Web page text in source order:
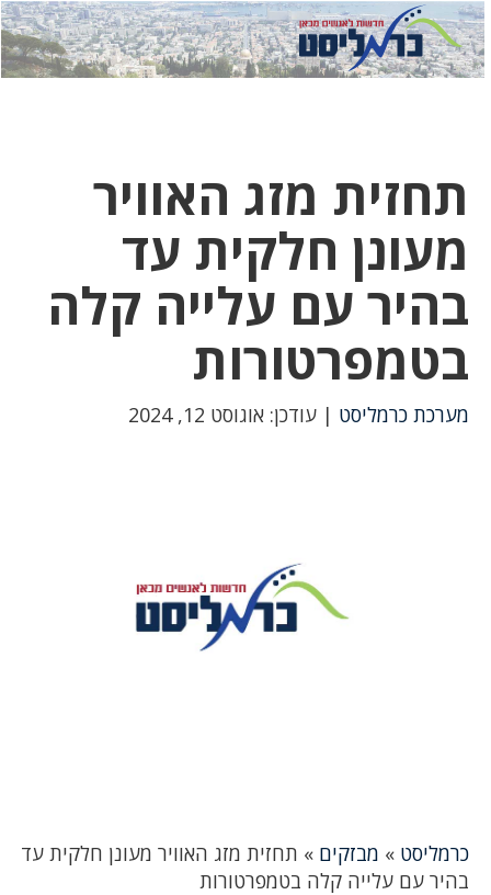
לחץ
כאן
לחץ
כדי
תחזית מזג האוויר
מעונן חלקית עד
בהיר עם עלייה קלה
בטמפרטורות
מערכת כרמליסט | עודכן: אוגוסט 12, 2024
כרמליסט » מבזקים » תחזית מזג האוויר מעונן חלקית עד
בהיר עם עלייה קלה בטמפרטורות